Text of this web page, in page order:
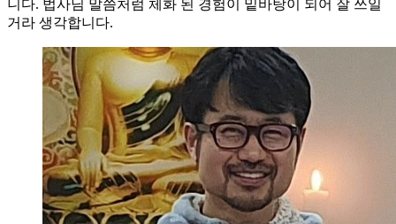
니다. 법사님 말씀처럼 체화 된 경험이 밑바탕이 되어 잘 쓰일
거라 생각합니다.